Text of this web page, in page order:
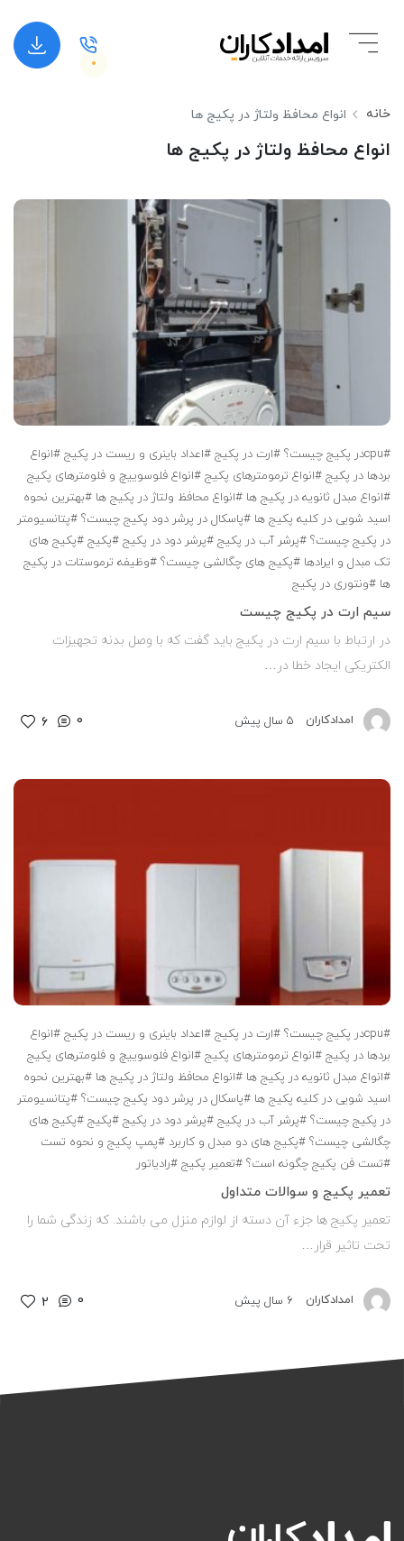
خانه انواع محافظ ولتاژ در پکیج ها
انواع محافظ ولتاژ در پکیج ها
#cpuدر پکیج چیست؟ #ارت در پکیج #اعداد باینری و ریست در پکیج #انواع
بردها در پکیج #انواع ترمومترهای پکیج #انواع فلوسوییچ و فلومترهای پکیج
#انواع مبدل ثانویه در پکیج ها #انواع محافظ ولتاژ در پکیج ها #بهترین نحوه
اسید شویی در کلیه پکیج ها #پاسکال در پرشر دود پکیج چیست؟ #پتانسیومتر
در پکیج چیست؟ #پرشر آب در پکیج #پرشر دود در پکیج #پکیج #پکیج های
تک مبدل و ایرادها #پکیج های چگالشی چیست؟ #وظیفه ترموستات در پکیج
ها #ونتوری در پکیج
سیم ارت در پکیج چیست
در ارتباط با سیم ارت در پکیج باید گفت که با وصل بدنه تجهیزات
الکتریکی ایجاد خطا در…
امدادکاران 5 سال پیش 6 0
#cpuدر پکیج چیست؟ #ارت در پکیج #اعداد باینری و ریست در پکیج #انواع
بردها در پکیج #انواع ترمومترهای پکیج #انواع فلوسوییچ و فلومترهای پکیج
#انواع مبدل ثانویه در پکیج ها #انواع محافظ ولتاژ در پکیج ها #بهترین نحوه
اسید شویی در کلیه پکیج ها #پاسکال در پرشر دود پکیج چیست؟ #پتانسیومتر
در پکیج چیست؟ #پرشر آب در پکیج #پرشر دود در پکیج #پکیج #پکیج های
چگالشی چیست؟ #پکیج های دو مبدل و کاربرد #پمپ پکیج و نحوه تست
#تست فن پکیج چگونه است؟ #تعمیر پکیج #رادیاتور
تعمیر پکیج و سوالات متداول
تعمیر پکیج ها جزء آن دسته از لوازم منزل می باشند. که زندگی شما را
تحت تاثیر قرار…
امدادکاران 6 سال پیش 2 0